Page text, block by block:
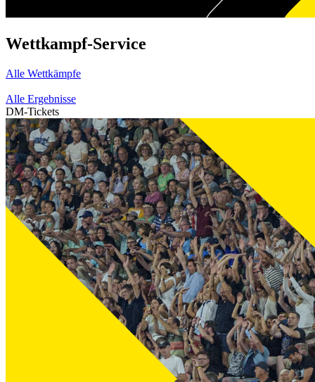
Wettkampf-Service
Alle Wettkämpfe
Alle Ergebnisse
DM-Tickets